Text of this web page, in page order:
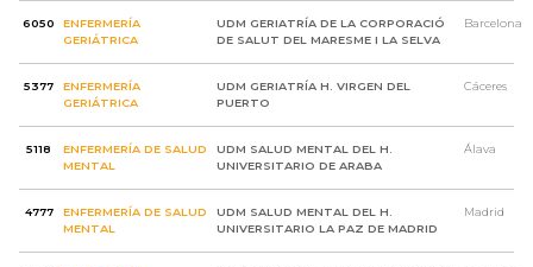
6050
ENFERMERÍA
GERIÁTRICA
UDM GERIATRÍA DE LA CORPORACIÓ
DE SALUT DEL MARESME I LA SELVA
Barcelona
5377
ENFERMERÍA
GERIÁTRICA
UDM GERIATRÍA H. VIRGEN DEL
PUERTO
Cáceres
5118
ENFERMERÍA DE SALUD
MENTAL
UDM SALUD MENTAL DEL H.
UNIVERSITARIO DE ARABA
Álava
4777
ENFERMERÍA DE SALUD
MENTAL
UDM SALUD MENTAL DEL H.
UNIVERSITARIO LA PAZ DE MADRID
Madrid